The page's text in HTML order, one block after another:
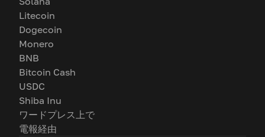
Litecoin
Dogecoin
Monero
BNB
Bitcoin Cash
USDC
Shiba Inu
ワードプレス上で
電報経由